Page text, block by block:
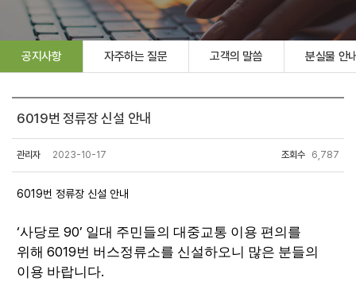
공지사항 자주하는 질문 고객의 말씀 분실물 안
6019번 정류장 신설 안내
관리자 2023-10-17 조회수 6,787
6019번 정류장 신설 안내
‘사당로 90’ 일대 주민들의 대중교통 이용 편의를
위해 6019번 버스정류소를 신설하오니 많은 분들의
이용 바랍니다.